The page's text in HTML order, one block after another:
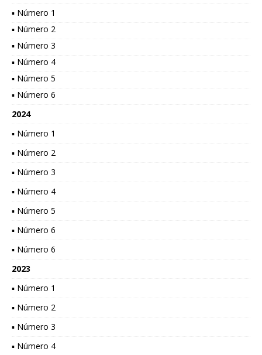
▪ Número 1
▪ Número 2
▪ Número 3
▪ Número 4
▪ Número 5
▪ Número 6
2024
▪ Número 1
▪ Número 2
▪ Número 3
▪ Número 4
▪ Número 5
▪ Número 6
▪ Número 6
2023
▪ Número 1
▪ Número 2
▪ Número 3
▪ Número 4